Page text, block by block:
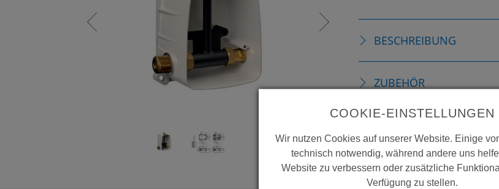
BESCHREIBUNG
ZUBEHÖR
COOKIE-EINSTELLUNGEN
Wir nutzen Cookies auf unserer Website. Einige
technisch notwendig, während andere uns
Website zu verbessern oder zusätzliche
Verfügung zu stellen.